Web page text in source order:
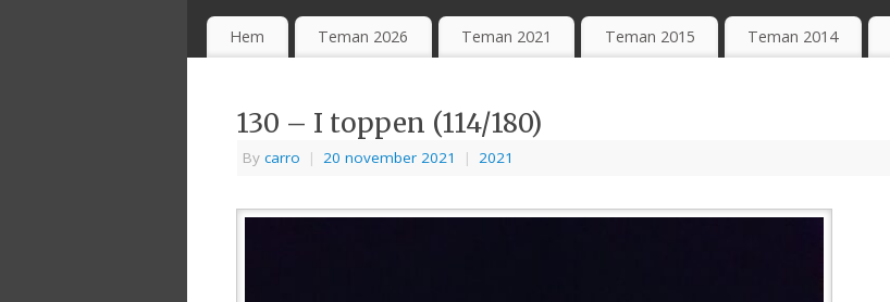
Hem Teman 2026 Teman 2021 Teman 2015 Teman 2014
130 – I toppen (114/180)
By carro | 20 november 2021 | 2021